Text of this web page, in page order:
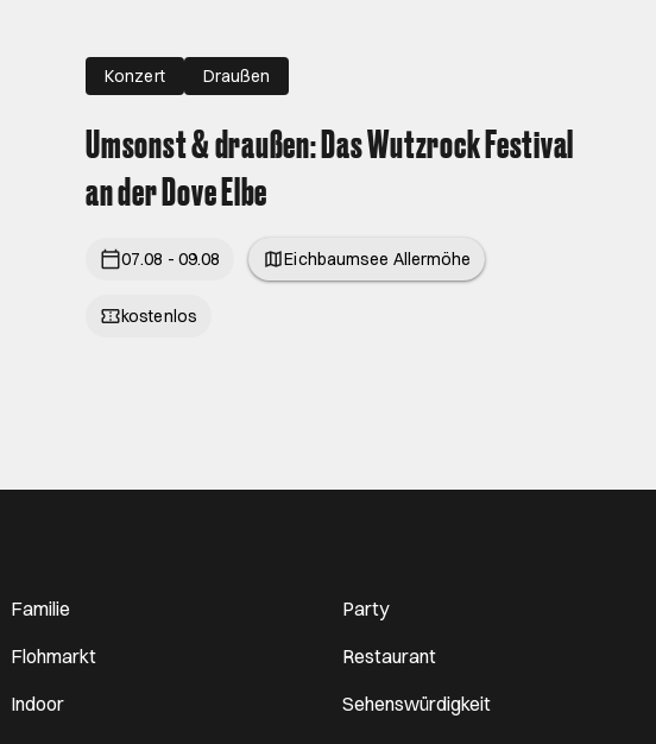
Konzert Draußen
Umsonst & draußen: Das Wutzrock Festival
an der Dove Elbe
07.08 - 09.08 Eichbaumsee Allermöhe
kostenlos
Familie
Flohmarkt
Indoor
Party
Restaurant
Sehenswürdigkeit